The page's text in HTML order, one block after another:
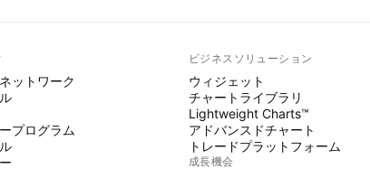
ットワーク
プログラム
ビジネスソリューション
ウィジェット
チャートライブラリ
Lightweight Charts™
アドバンスドチャート
トレードプラットフォーム
成長機会